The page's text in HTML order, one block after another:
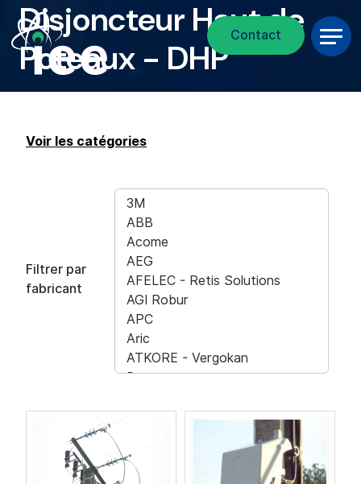
Aller au contenu principal
Contact
Fil d'Ariane
Disjoncteur Haut de
Poteaux - DHP
Voir les catégories
Filtrer par
fabricant